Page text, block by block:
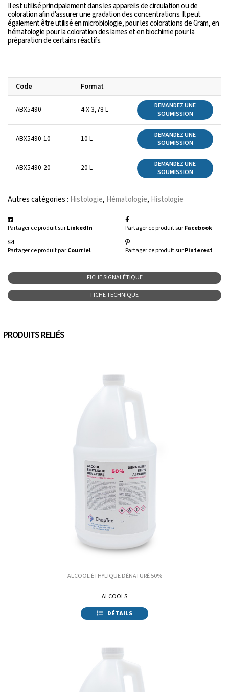
Il est utilisé principalement dans les appareils de circulation ou de
coloration afin d'assurer une gradation des concentrations. Il peut
également être utilisé en microbiologie, pour les colorations de Gram, en
hématologie pour la coloration des lames et en biochimie pour la
préparation de certains réactifs.
Code Format
ABX5490 4 X 3,78 L
DEMANDEZ UNE
SOUMISSION
ABX5490-10 10 L
DEMANDEZ UNE
SOUMISSION
ABX5490-20 20 L
DEMANDEZ UNE
SOUMISSION
Autres catégories : Histologie, Hématologie, Histologie
Partager ce produit surLinkedIn
Partager ce produit parCourriel
Partager ce produit surFacebook
Partager ce produit surPinterest
FICHE SIGNALÉTIQUE
FICHE TECHNIQUE
PRODUITS RELIÉS
ALCOOL ÉTHYLIQUE DÉNATURÉ 50%
ALCOOLS
DÉTAILS